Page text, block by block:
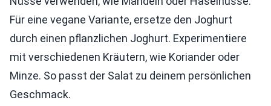
Für eine vegane Variante, ersetze den Joghurt
durch einen pflanzlichen Joghurt. Experimentiere
mit verschiedenen Kräutern, wie Koriander oder
Minze. So passt der Salat zu deinem persönlichen
Geschmack.